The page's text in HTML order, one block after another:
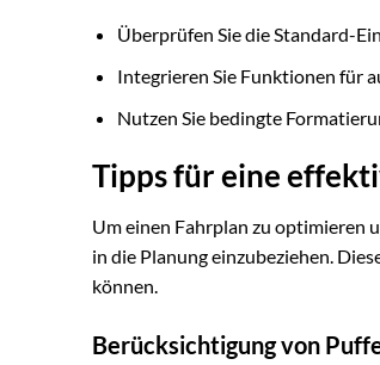
Überprüfen Sie die Standard-
Integrieren Sie Funktionen für
Nutzen Sie bedingte
Tipps für eine
Um einen Fahrplan zu optimieren
in die Planung einzubeziehen.
können.
Berücksichtigung von